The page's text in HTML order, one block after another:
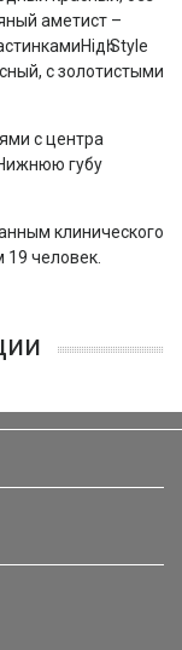
аметист –
Style
с золотистыми
с центра
губу
клинического
человек.